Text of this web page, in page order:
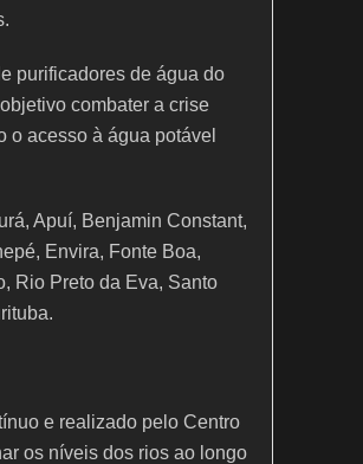
purificadores de água do
combater a crise
o acesso à água potável
Apuí, Benjamin Constant,
Envira, Fonte Boa,
Rio Preto da Eva, Santo
e realizado pelo Centro
os níveis dos rios ao longo